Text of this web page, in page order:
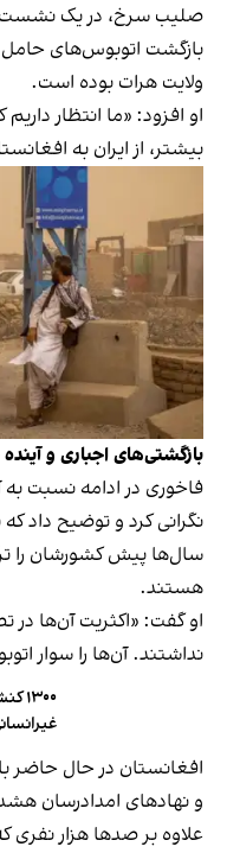
صلیب سرخ، در یک نشست
بازگشت اتوبوس‌های حامل
ولایت هرات بوده است.
او افزود: «ما انتظار
بیشتر، از ایران به
بازگشتی‌های اجباری و
فاخوری در ادامه نسبت به
نگرانی کرد و توضیح داد
سال‌ها پیش کشورشان را
هستند.
او گفت: «اکثریت آن‌ها
نداشتند. آن‌ها را سوار
افغانستان در حال حاضر
و نهادهای امدادرسان
علاوه بر صدها هزار نفری